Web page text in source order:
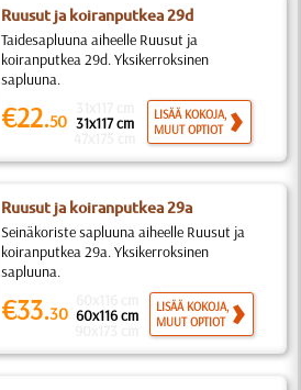
Ruusut ja koiranputkea 29d
Taidesapluuna aiheelle Ruusut ja
koiranputkea 29d. Yksikerroksinen
sapluuna.
€22.50 31x117 cm
LISÄÄ KOKOJA,
MUUT OPTIOT
Ruusut ja koiranputkea 29a
Seinäkoriste sapluuna aiheelle Ruusut ja
koiranputkea 29a. Yksikerroksinen
sapluuna.
€33.30 60x116 cm
LISÄÄ KOKOJA,
MUUT OPTIOT